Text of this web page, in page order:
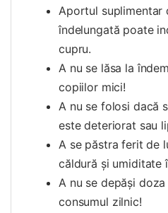
Aportul suplimentar
îndelungată poate
cupru.
A nu se lăsa la
copiilor mici!
A nu se folosi dacă
este deteriorat sau
A se păstra ferit de
căldură și umiditate
A nu se depăşi
consumul zilnic!